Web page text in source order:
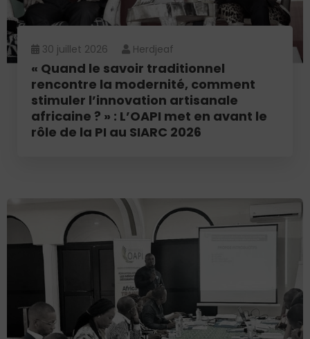
30 juillet 2026 Herdjeaf
« Quand le savoir traditionnel
rencontre la modernité, comment
stimuler l’innovation artisanale
africaine ? » : L’OAPI met en avant le
rôle de la PI au SIARC 2026